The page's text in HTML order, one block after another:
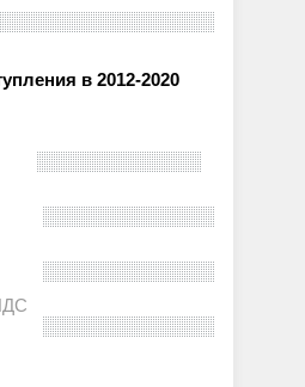
в 2012-2020